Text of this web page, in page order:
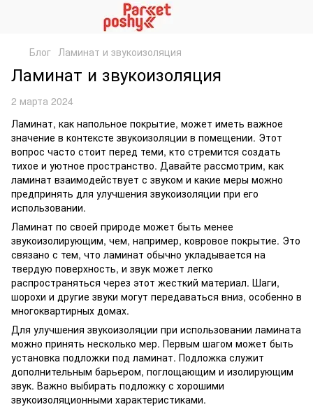
Блог Ламинат и звукоизоляция
Ламинат и звукоизоляция
2 марта 2024
Ламинат, как напольное покрытие, может иметь важное
значение в контексте звукоизоляции в помещении. Этот
вопрос часто стоит перед теми, кто стремится создать
тихое и уютное пространство. Давайте рассмотрим, как
ламинат взаимодействует с звуком и какие меры можно
предпринять для улучшения звукоизоляции при его
использовании.
Ламинат по своей природе может быть менее
звукоизолирующим, чем, например, ковровое покрытие. Это
связано с тем, что ламинат обычно укладывается на
твердую поверхность, и звук может легко
распространяться через этот жесткий материал. Шаги,
шорохи и другие звуки могут передаваться вниз, особенно в
многоквартирных домах.
Для улучшения звукоизоляции при использовании ламината
можно принять несколько мер. Первым шагом может быть
установка подложки под ламинат. Подложка служит
дополнительным барьером, поглощающим и изолирующим
звук. Важно выбирать подложку с хорошими
звукоизоляционными характеристиками.